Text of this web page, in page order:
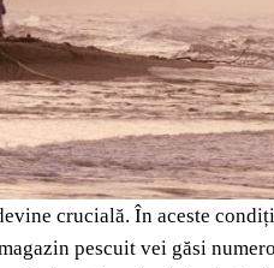
crucială. În aceste
pescuit vei găsi